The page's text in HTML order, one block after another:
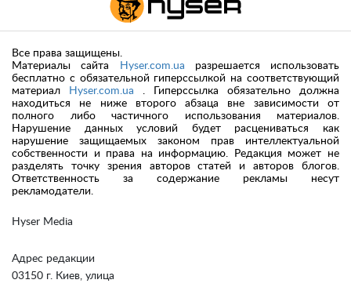
Hyser Media
Адрес редакции
03150 г. Киев, улица
Все права защищены.
Материалы сайта
Hyser.com.ua разрешается использовать
бесплатно с обязательной гиперссылкой на соответствующий
материал
Hyser.com.ua . Гиперссылка обязательно должна
находиться не ниже второго абзаца вне зависимости от
полного либо частичного использования материалов.
Нарушение данных условий будет расцениваться как
нарушение защищаемых законом прав интеллектуальной
собственности и права на информацию. Редакция может не
разделять точку зрения авторов статей и авторов блогов.
Ответственность за содержание рекламы несут
рекламодатели.